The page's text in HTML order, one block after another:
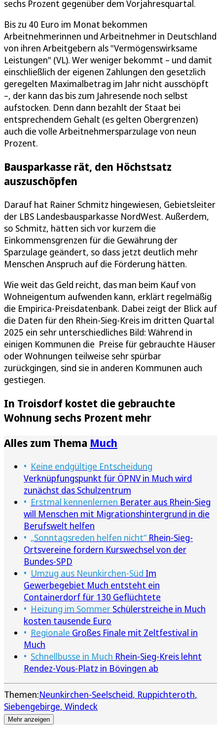
sechs Prozent gegenüber dem Vorjahresquartal.
Bis zu 40 Euro im Monat bekommen
Arbeitnehmerinnen und Arbeitnehmer in Deutschland
von ihren Arbeitgebern als "Vermögenswirksame
Leistungen" (VL). Wer weniger bekommt – und damit
einschließlich der eigenen Zahlungen den gesetzlich
geregelten Maximalbetrag im Jahr nicht ausschöpft
–, der kann das bis zum Jahresende noch selbst
aufstocken. Denn dann bezahlt der Staat bei
entsprechendem Gehalt (es gelten Obergrenzen)
auch die volle Arbeitnehmersparzulage von neun
Prozent.
Bausparkasse rät, den Höchstsatz
auszuschöpfen
Darauf hat Rainer Schmitz hingewiesen, Gebietsleiter
der LBS Landesbausparkasse NordWest. Außerdem,
so Schmitz, hätten sich vor kurzem die
Einkommensgrenzen für die Gewährung der
Sparzulage geändert, so dass jetzt deutlich mehr
Menschen Anspruch auf die Förderung hätten.
Wie weit das Geld reicht, das man beim Kauf von
Wohneigentum aufwenden kann, erklärt regelmäßig
die Empirica-Preisdatenbank. Dabei zeigt der Blick auf
die Daten für den Rhein-Sieg-Kreis im dritten Quartal
2025 ein sehr unterschiedliches Bild: Während in
einigen Kommunen die Preise für gebrauchte Häuser
oder Wohnungen teilweise sehr spürbar
zurückgingen, sind sie in anderen Kommunen auch
gestiegen.
In Troisdorf kostet die gebrauchte
Wohnung sechs Prozent mehr
Alles zum Thema Much
Keine endgültige Entscheidung
Verknüpfungspunkt für ÖPNV in Much wird
zunächst das Schulzentrum
Erstmal kennenlernen Berater aus Rhein-Sieg
will Menschen mit Migrationshintergrund in die
Berufswelt helfen
„Sonntagsreden helfen nicht“ Rhein-Sieg-
Ortsvereine fordern Kurswechsel von der
Bundes-SPD
Umzug aus Neunkirchen-Süd Im
Gewerbegebiet Much entsteht ein
Containerdorf für 130 Geflüchtete
Heizung im Sommer Schülerstreiche in Much
kosten tausende Euro
Regionale Großes Finale mit Zeltfestival in
Much
Schnellbusse in Much Rhein-Sieg-Kreis lehnt
Rendez-Vous-Platz in Bövingen ab
Themen:Neunkirchen-Seelscheid Ruppichteroth
Siebengebirge Windeck
Mehr anzeigen